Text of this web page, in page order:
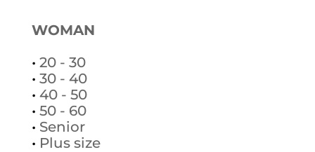
WOMAN
• 20 - 30
• 30 - 40
• 40 - 50
• 50 - 60
• Senior
• Plus size